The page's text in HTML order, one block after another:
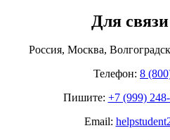
Для
Россия, Москва,
Телефон: 8
Пишите: +7 (999)
Email: